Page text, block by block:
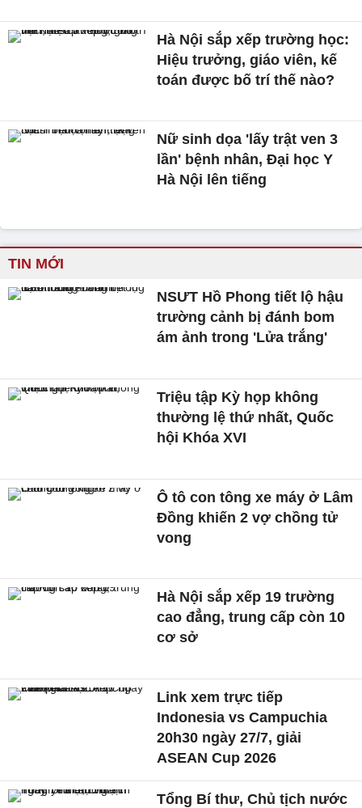
Hà Nội sắp xếp trường học:
Hiệu trưởng, giáo viên, kế
toán được bố trí thế nào?
Nữ sinh dọa 'lấy trật ven 3
lần' bệnh nhân, Đại học Y
Hà Nội lên tiếng
TIN MỚI
NSƯT Hồ Phong tiết lộ hậu
trường cảnh bị đánh bom
ám ảnh trong 'Lửa trắng'
Triệu tập Kỳ họp không
thường lệ thứ nhất, Quốc
hội Khóa XVI
Ô tô con tông xe máy ở Lâm
Đồng khiến 2 vợ chồng tử
vong
Hà Nội sắp xếp 19 trường
cao đẳng, trung cấp còn 10
cơ sở
Link xem trực tiếp
Indonesia vs Campuchia
20h30 ngày 27/7, giải
ASEAN Cup 2026
Tổng Bí thư, Chủ tịch nước